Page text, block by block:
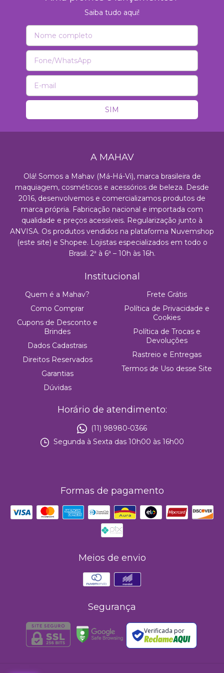
Saiba tudo aqui!
A MAHAV
Olá! Somos a Mahav (Má-Há-Vi), marca brasileira de
maquiagem, cosméticos e acessórios de beleza. Desde
2016, desenvolvemos e comercializamos produtos de
marca própria. Fabricação nacional e importada com
qualidade e preços acessíveis. Regularização junto à
ANVISA. Os produtos vendidos na plataforma Nuvemshop
(este site) e Shopee. Lojistas especializados em todo o
Brasil. 2ª à 6ª – 10h às 16h.
Institucional
Quem é a Mahav?
Como Comprar
Cupons de Desconto e
Brindes
Dados Cadastrais
Direitos Reservados
Garantias
Dúvidas
Frete Grátis
Política de Privacidade e
Cookies
Política de Trocas e
Devoluções
Rastreio e Entregas
Termos de Uso desse Site
Horário de atendimento:
(11) 98980-0366
Segunda à Sexta das 10h00 às 16h00
Formas de pagamento
Meios de envio
Segurança
Verificada por